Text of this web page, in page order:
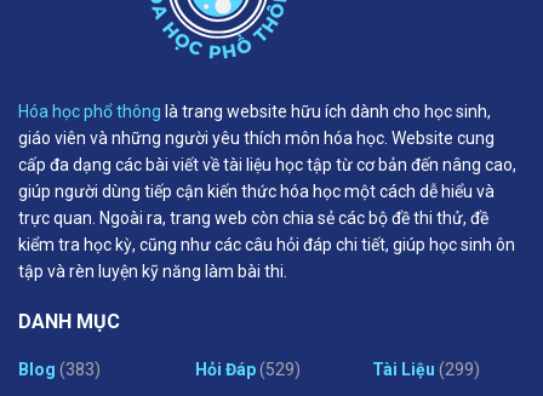
Hóa học phổ thông là trang website hữu ích dành cho học sinh,
giáo viên và những người yêu thích môn hóa học. Website cung
cấp đa dạng các bài viết về tài liệu học tập từ cơ bản đến nâng cao,
giúp người dùng tiếp cận kiến thức hóa học một cách dễ hiểu và
trực quan. Ngoài ra, trang web còn chia sẻ các bộ đề thi thử, đề
kiểm tra học kỳ, cũng như các câu hỏi đáp chi tiết, giúp học sinh ôn
tập và rèn luyện kỹ năng làm bài thi.
DANH MỤC
Blog (383) Hỏi Đáp(529) Tài Liệu (299)